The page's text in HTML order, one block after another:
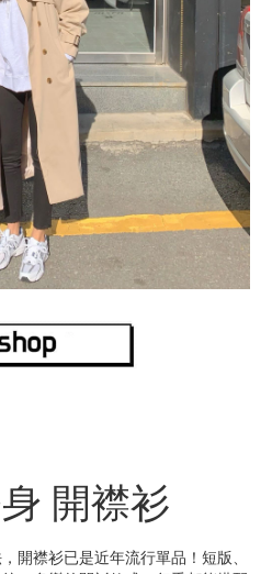
開襟衫
開襟衫已是近年流行單品！短版、